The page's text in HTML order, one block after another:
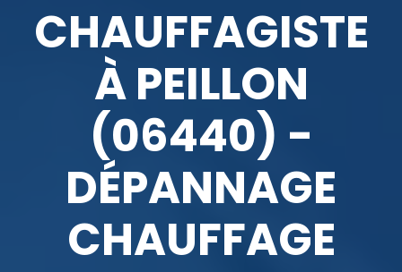
CHAUFFAGISTE
À PEILLON
(06440) -
DÉPANNAGE
CHAUFFAGE